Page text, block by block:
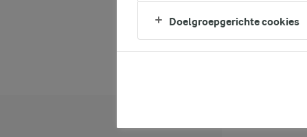
Doelgroepgerichte cookies